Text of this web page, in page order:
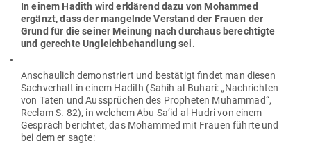
In einem Hadith wird erklärend dazu von Mohammed
ergänzt, dass der man­gelnde Ver­stand der Frauen der
Grund für die seiner Meinung nach durchaus berech­tigte
und gerechte Ungleich­be­handlung sei.
Anschaulich demons­triert und bestätigt findet man diesen
Sach­verhalt in einem Hadith (Sahih al-Buhari: „Nach­richten
von Taten und Aus­sprüchen des Pro­pheten Muhammad“,
Reclam S. 82), in welchem Abu Sa‘id al-Hudri von einem
Gespräch berichtet, das Mohammed mit Frauen führte und
bei dem er sagte: